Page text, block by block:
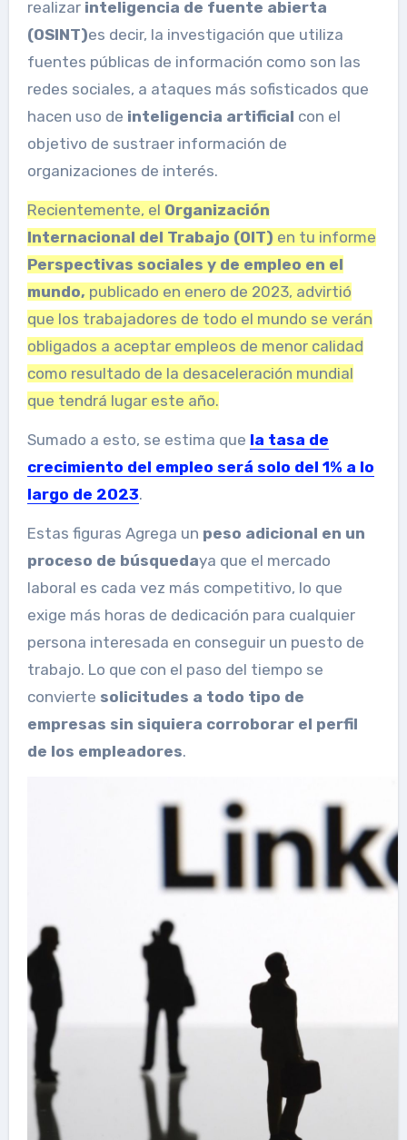
realizar inteligencia de fuente abierta
(OSINT)es decir, la investigación que utiliza
fuentes públicas de información como son las
redes sociales, a ataques más sofisticados que
hacen uso de inteligencia artificial con el
objetivo de sustraer información de
organizaciones de interés.
Recientemente, el Organización
Internacional del Trabajo (OIT) en tu informe
Perspectivas sociales y de empleo en el
mundo, publicado en enero de 2023, advirtió
que los trabajadores de todo el mundo se verán
obligados a aceptar empleos de menor calidad
como resultado de la desaceleración mundial
que tendrá lugar este año.
Sumado a esto, se estima que la tasa de
crecimiento del empleo será solo del 1% a lo
largo de 2023.
Estas figuras Agrega un peso adicional en un
proceso de búsquedaya que el mercado
laboral es cada vez más competitivo, lo que
exige más horas de dedicación para cualquier
persona interesada en conseguir un puesto de
trabajo. Lo que con el paso del tiempo se
convierte solicitudes a todo tipo de
empresas sin siquiera corroborar el perfil
de los empleadores.